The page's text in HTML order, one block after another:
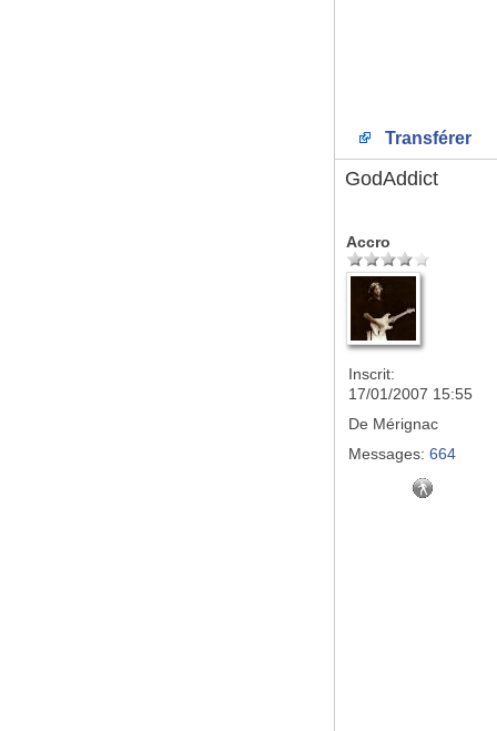
Transférer
GodAddict
Accro
Inscrit:
17/01/2007 15:55
De Mérignac
Messages: 664